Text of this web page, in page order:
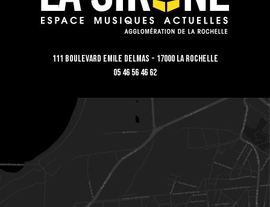
111 Boulevard Emile Delmas - 17000 La Rochelle
05 46 56 46 62